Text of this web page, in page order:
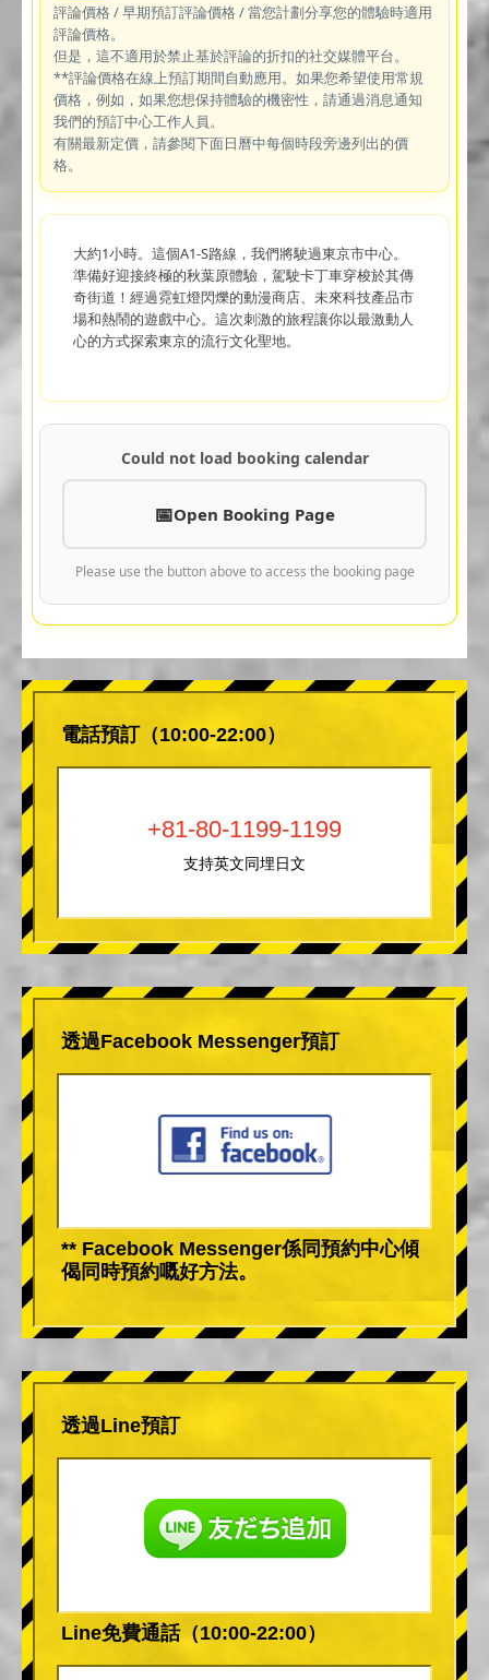
評論價格 / 早期預訂評論價格 / 當您計劃分享您的體驗時適用
評論價格。
但是，這不適用於禁止基於評論的折扣的社交媒體平台。
**評論價格在線上預訂期間自動應用。如果您希望使用常規
價格，例如，如果您想保持體驗的機密性，請通過消息通知
我們的預訂中心工作人員。
有關最新定價，請參閱下面日曆中每個時段旁邊列出的價
格。
大約1小時。這個A1-S路線，我們將駛過東京市中心。
準備好迎接終極的秋葉原體驗，駕駛卡丁車穿梭於其傳
奇街道！經過霓虹燈閃爍的動漫商店、未來科技產品市
場和熱鬧的遊戲中心。這次刺激的旅程讓你以最激動人
心的方式探索東京的流行文化聖地。
Could not load booking calendar
Open Booking Page
Please use the button above to access the booking page
電話預訂（10:00-22:00）
+81-80-1199-1199
支持英文同埋日文
透過Facebook Messenger預訂
** Facebook Messenger係同預約中心傾
偈同時預約嘅好方法。
透過Line預訂
Line免費通話（10:00-22:00）